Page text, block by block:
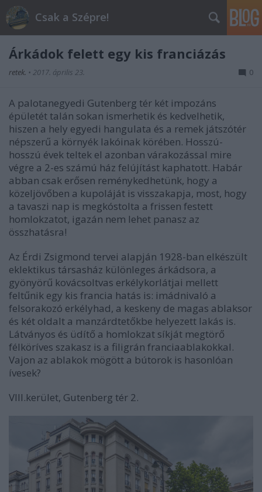
Csak a Szépre!
Árkádok felett egy kis franciázás
retek. • 2017. április 23. 0
A palotanegyedi Gutenberg tér két impozáns
épületét talán sokan ismerhetik és kedvelhetik,
hiszen a hely egyedi hangulata és a remek játszótér
népszerű a környék lakóinak körében. Hosszú-
hosszú évek teltek el azonban várakozással mire
végre a 2-es számú ház felújítást kaphatott. Habár
abban csak erősen reménykedhetünk, hogy a
közeljövőben a kupoláját is visszakapja, most, hogy
a tavaszi nap is megkóstolta a frissen festett
homlokzatot, igazán nem lehet panasz az
összhatásra!
Az Érdi Zsigmond tervei alapján 1928-ban elkészült
eklektikus társasház különleges árkádsora, a
gyönyörű kovácsoltvas erkélykorlátjai mellett
feltűnik egy kis francia hatás is: imádnivaló a
felsorakozó erkélyhad, a keskeny de magas ablaksor
és két oldalt a manzárdtetőkbe helyezett lakás is.
Látványos és üdítő a homlokzat síkját megtörő
félköríves szakasz is a filigrán franciaablakokkal.
Vajon az ablakok mögött a bútorok is hasonlóan
ívesek?
VIII.kerület, Gutenberg tér 2.